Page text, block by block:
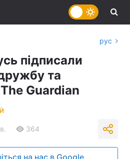
рус
підписали
та
Guardian
364
на нас в Google